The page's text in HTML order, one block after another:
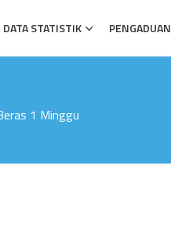
DATA STATISTIK PENGADUAN
1 Minggu